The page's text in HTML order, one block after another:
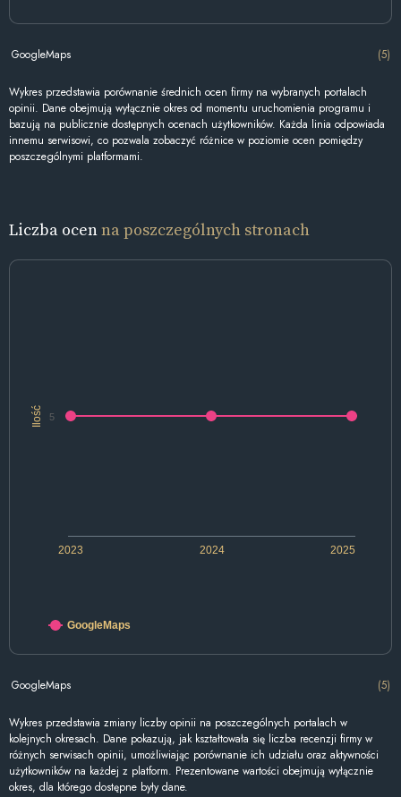
GoogleMaps (5)
Wykres przedstawia porównanie średnich ocen firmy na wybranych portalach
opinii. Dane obejmują wyłącznie okres od momentu uruchomienia programu i
bazują na publicznie dostępnych ocenach użytkowników. Każda linia odpowiada
innemu serwisowi, co pozwala zobaczyć różnice w poziomie ocen pomiędzy
poszczególnymi platformami.
Liczba ocenna poszczególnych stronach
Ilość
2023 2024 2025
5
GoogleMaps
GoogleMaps (5)
Wykres przedstawia zmiany liczby opinii na poszczególnych portalach w
kolejnych okresach. Dane pokazują, jak kształtowała się liczba recenzji firmy w
różnych serwisach opinii, umożliwiając porównanie ich udziału oraz aktywności
użytkowników na każdej z platform. Prezentowane wartości obejmują wyłącznie
okres, dla którego dostępne były dane.